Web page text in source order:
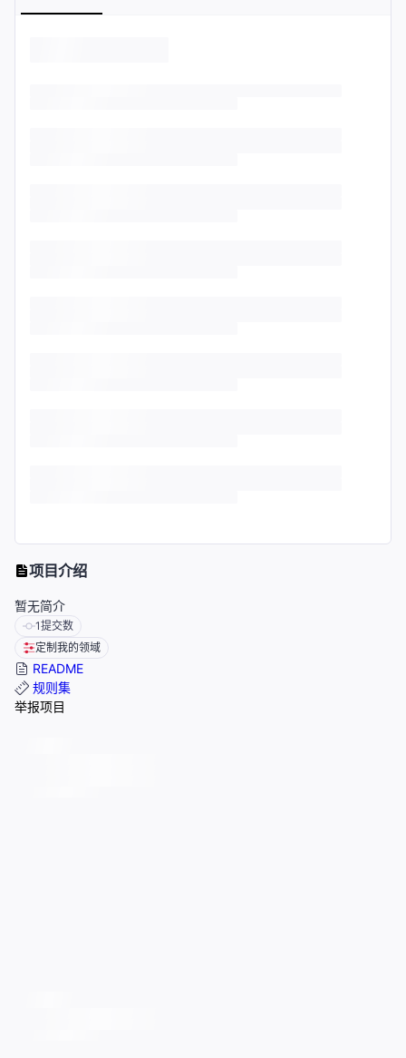
项目介绍
暂无简介
1提交数
定制我的领域
README
规则集
举报项目